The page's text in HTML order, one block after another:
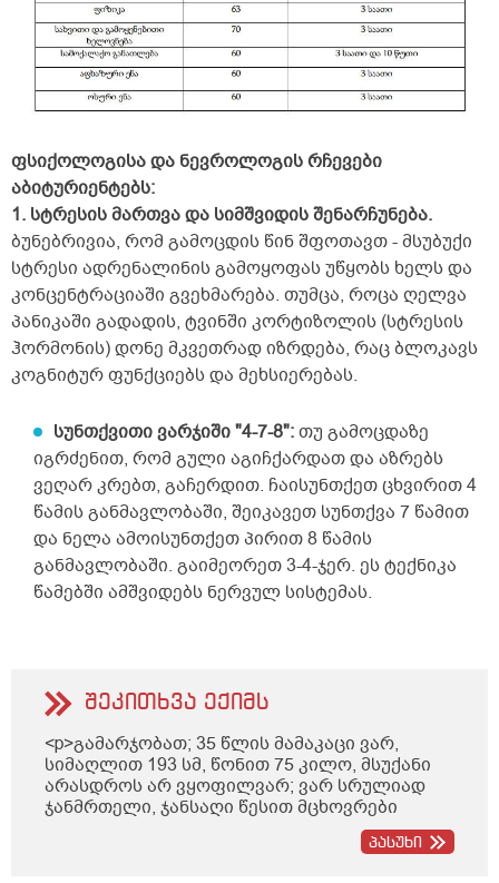
ფსიქოლოგისა და ნევროლოგის რჩევები
აბიტურიენტებს:
1. სტრესის მართვა და სიმშვიდის შენარჩუნება.
ბუნებრივია, რომ გამოცდის წინ შფოთავთ - მსუბუქი
სტრესი ადრენალინის გამოყოფას უწყობს ხელს და
კონცენტრაციაში გვეხმარება. თუმცა, როცა ღელვა
პანიკაში გადადის, ტვინში კორტიზოლის (სტრესის
ჰორმონის) დონე მკვეთრად იზრდება, რაც ბლოკავს
კოგნიტურ ფუნქციებს და მეხსიერებას.
სუნთქვითი ვარჯიში "4-7-8":თუ გამოცდაზე
იგრძენით, რომ გული აგიჩქარდათ და აზრებს
ვეღარ კრებთ, გაჩერდით. ჩაისუნთქეთ ცხვირით 4
წამის განმავლობაში, შეიკავეთ სუნთქვა 7 წამით
და ნელა ამოისუნთქეთ პირით 8 წამის
განმავლობაში. გაიმეორეთ 3-4-ჯერ. ეს ტექნიკა
წამებში ამშვიდებს ნერვულ სისტემას.
შეკითხვა ექიმს
<p>გამარჯობათ; 35 წლის მამაკაცი ვარ,
სიმაღლით 193 სმ, წონით 75 კილო, მსუქანი
არასდროს არ ვყოფილვარ; ვარ სრულიად
ჯანმრთელი, ჯანსაღი წესით მცხოვრები
ბავშვობიდან; არ მაწუხებს არანაირი
დაავადება, ყოველ შემთხვევაში, არაფერი
პასუხი